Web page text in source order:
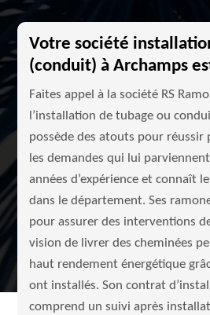
Votre société
(conduit) à Archamps
Faites appel à la société RS
l’installation de tubage ou
possède des atouts pour
les demandes qui lui
années d’expérience et connaît
dans le département. Ses
pour assurer des interventions
vision de livrer des cheminées
haut rendement énergétique
ont installés. Son contrat
comprend un suivi après